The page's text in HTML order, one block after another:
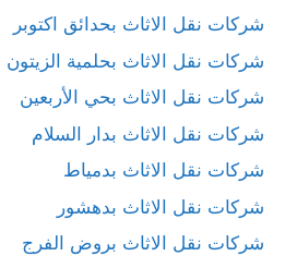
شركات نقل الاثاث بحدائق اكتوبر
شركات نقل الاثاث بحلمية الزيتون
شركات نقل الاثاث بحي الأربعين
شركات نقل الاثاث بدار السلام
شركات نقل الاثاث بدمياط
شركات نقل الاثاث بدهشور
شركات نقل الاثاث بروض الفرج